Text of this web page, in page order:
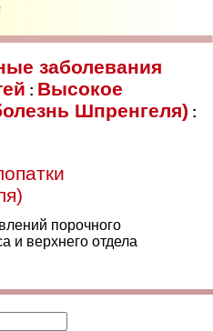
заболевания
: Высокое
Шпренгеля) :
порочного
и верхнего отдела